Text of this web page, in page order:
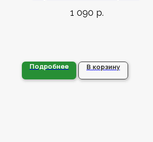
1 090 р.
Подробнее В корзину